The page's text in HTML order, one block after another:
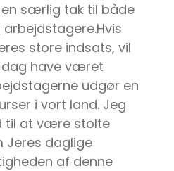
særlig tak til både
store indsats, vil
have været
udgør en
i vort land. Jeg
til at være stolte
Jeres daglige
af denne